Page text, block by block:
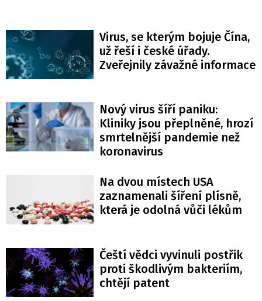
Virus, se kterým bojuje Čína,
už řeší i české úřady.
Zveřejnily závažné informace
Nový virus šíří paniku:
Kliniky jsou přeplněné, hrozí
smrtelnější pandemie než
koronavirus
Na dvou místech USA
zaznamenali šíření plísně,
která je odolná vůči lékům
Čeští vědci vyvinuli postřik
proti škodlivým bakteriím,
chtějí patent